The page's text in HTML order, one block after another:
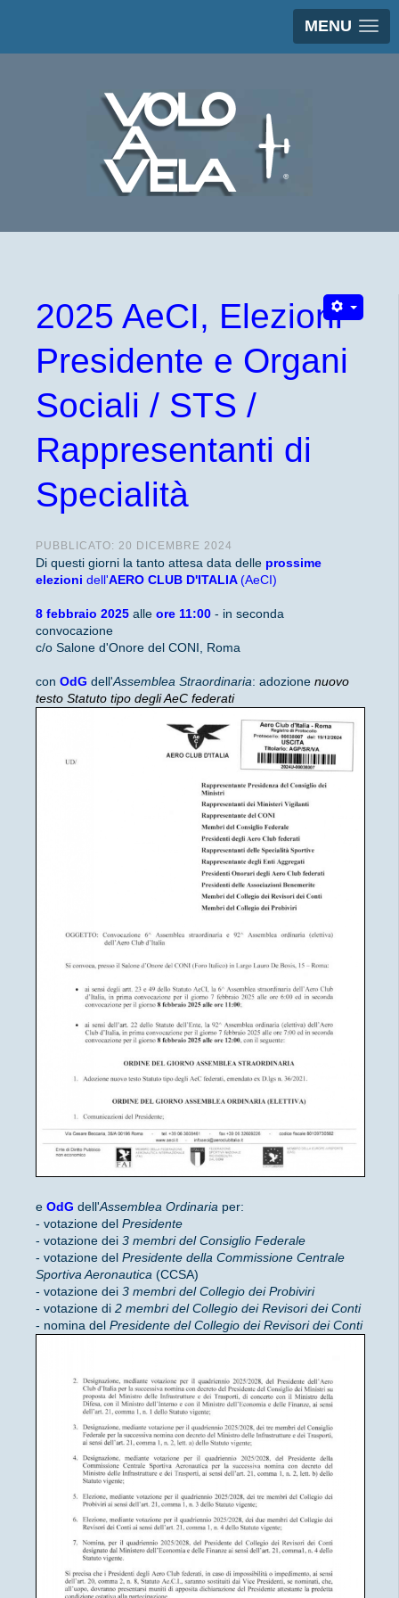
MENU
2025 AeCI, Elezioni
Presidente e Organi
Sociali / STS /
Rappresentanti di
Specialità
PUBBLICATO: 20 DICEMBRE 2024
Di questi giorni la tanto attesa data delle prossime
elezioni dell'AERO CLUB D'ITALIA(AeCI)
8 febbraio 2025 alle ore 11:00 - in seconda
convocazione
c/o Salone d'Onore del CONI, Roma
con OdG dell'Assemblea Straordinaria: adozione nuovo
testo Statuto tipo degli AeC federati
e OdG dell'Assemblea Ordinaria per:
- votazione del Presidente
- votazione dei 3 membri del Consiglio Federale
- votazione del Presidente della Commissione Centrale
Sportiva Aeronautica (CCSA)
- votazione dei 3 membri del Collegio dei Probiviri
- votazione di 2 membri del Collegio dei Revisori dei Conti
- nomina del Presidente del Collegio dei Revisori dei Conti